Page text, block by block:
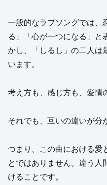
一般的なラブソングでは、
る」「心が一つになる」と
かし、「しるし」の二人は
います。
考え方も、感じ方も、愛情
それでも、互いの違いが分
つまり、この曲における愛
とではありません。違う人
けることです。